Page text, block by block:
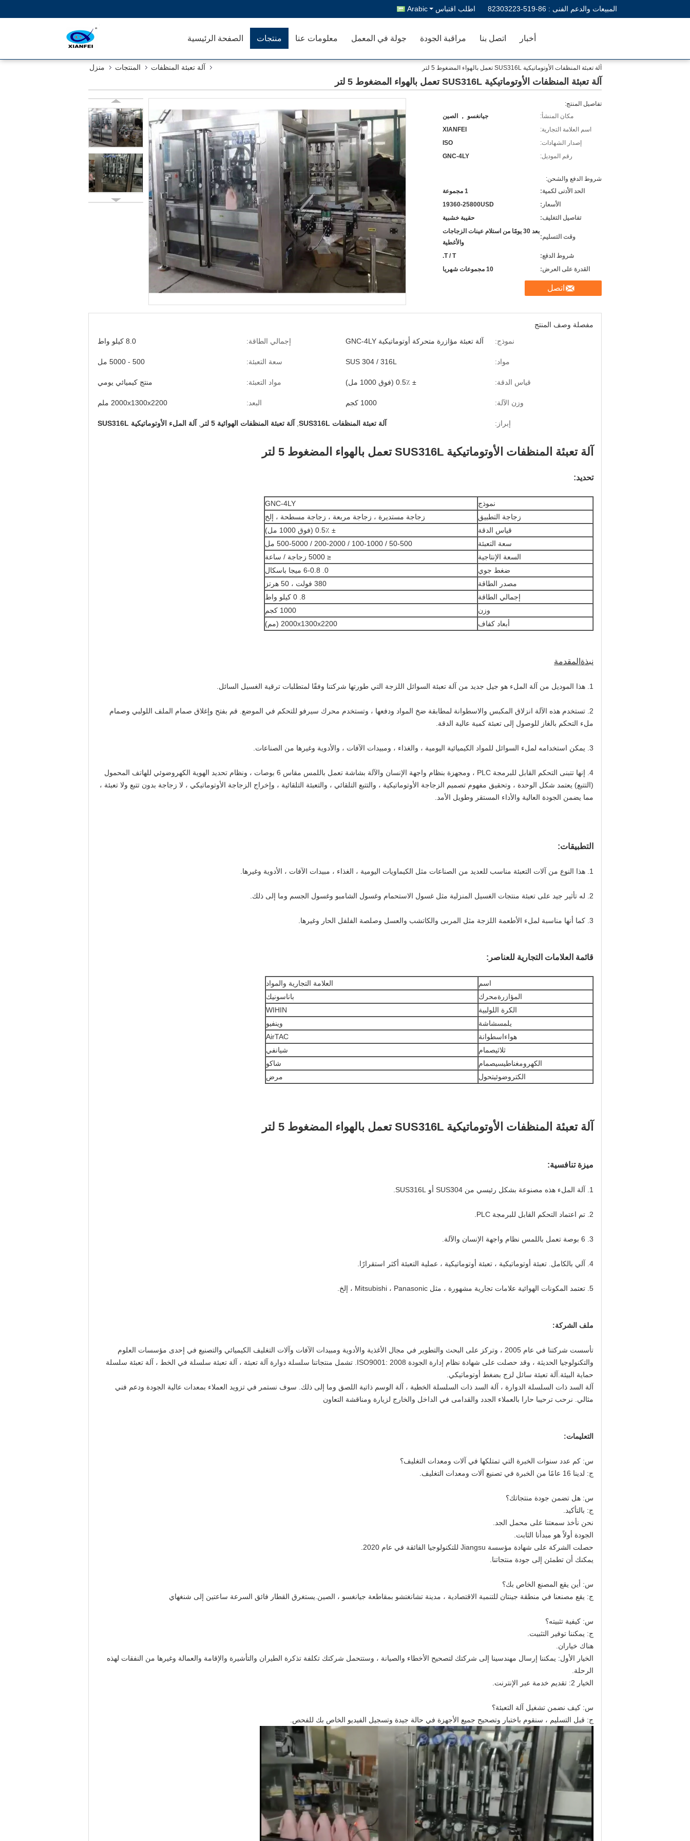
المبيعات والدعم الفنى : 86-519-82303223 اطلب اقتباس Arabic
الصفحة الرئيسية منتجات معلومات عنا جولة في المعمل مراقبة الجودة اتصل بنا أخبار
منزل المنتجات آلة تعبئة المنظفات آلة تعبئة المنظفات الأوتوماتيكية SUS316L تعمل بالهواء المضغوط 5 لتر
آلة تعبئة المنظفات الأوتوماتيكية SUS316L تعمل بالهواء المضغوط 5 لتر
تفاصيل المنتج:
مكان المنشأ:
جيانغسو ， الصين
اسم العلامة التجارية:
XIANFEI
إصدار الشهادات:
ISO
رقم الموديل:
GNC-4LY
شروط الدفع والشحن:
الحد الأدنى لكمية:
1 مجموعة
الأسعار:
19360-25800USD
تفاصيل التغليف:
حقيبة خشبية
وقت التسليم:
بعد 30 يومًا من استلام عينات الزجاجات
والأغطية
شروط الدفع:
T / T.
القدرة على العرض:
10 مجموعات شهريا
اتصل
مفصلة وصف المنتج
نموذج:
آلة تعبئة مؤازرة متحركة أوتوماتيكية GNC-4LY إجمالي الطاقة: 8.0 كيلو واط
مواد: SUS 304 / 316L سعة التعبئة: 500 - 5000 مل
قياس الدقة: ± 0.5٪ (فوق 1000 مل) مواد التعبئة: منتج كيميائي يومي
وزن الآلة: 1000 كجم البعد: 2000x1300x2200 ملم
إبراز: آلة تعبئة المنظفات SUS316L آلة تعبئة المنظفات الهوائية 5 لتر آلة الملء الأوتوماتيكية SUS316L
آلة تعبئة المنظفات الأوتوماتيكية SUS316L تعمل بالهواء المضغوط 5 لتر
تحديد:
نموذج
GNC-4LY
زجاجة التطبيق
زجاجة مستديرة ، زجاجة مربعة ، زجاجة مسطحة ، إلخ
قياس الدقة
± 0.5٪ (فوق 1000 مل)
سعة التعبئة
50-500 / 100-1000 / 200-2000 / 500-5000 مل
السعة الإنتاجية
≤ 5000 زجاجة / ساعة
ضغط جوي
0. 6-0.8 ميجا باسكال
مصدر الطاقة
380 فولت ، 50 هرتز
إجمالي الطاقة
8. 0 كيلو واط
وزن
1000 كجم
أبعاد كفاف
2000x1300x2200 (مم)
نبذة المقدمة
1. هذا الموديل من آلة الملء هو جيل جديد من آلة تعبئة السوائل اللزجة التي طورتها شركتنا وفقًا لمتطلبات ترقية الغسيل السائل.
2. تستخدم هذه الآلة انزلاق المكبس والاسطوانة لمطابقة ضخ المواد ودفعها ، وتستخدم محرك سيرفو للتحكم في الموضع. قم بفتح وإغلاق صمام الملف اللولبي وصمام
ملء التحكم بالغاز للوصول إلى تعبئة كمية عالية الدقة.
3. يمكن استخدامه لملء السوائل للمواد الكيميائية اليومية ، والغذاء ، ومبيدات الآفات ، والأدوية وغيرها من الصناعات.
4. إنها تتبنى التحكم القابل للبرمجة PLC ، ومجهزة بنظام واجهة الإنسان والآلة بشاشة تعمل باللمس مقاس 6 بوصات ، ونظام تحديد الهوية الكهروضوئي للهاتف المحمول
(التتبع) يعتمد شكل الوحدة ، وتحقيق مفهوم تصميم الزجاجة الأوتوماتيكية ، والتتبع التلقائي ، والتعبئة التلقائية ، وإخراج الزجاجة الأوتوماتيكي ، لا زجاجة بدون تتبع ولا تعبئة ،
مما يضمن الجودة العالية والأداء المستقر وطويل الأمد.
التطبيقات:
1. هذا النوع من آلات التعبئة مناسب للعديد من الصناعات مثل الكيماويات اليومية ، الغذاء ، مبيدات الآفات ، الأدوية وغيرها.
2. له تأثير جيد على تعبئة منتجات الغسيل المنزلية مثل غسول الاستحمام وغسول الشامبو وغسول الجسم وما إلى ذلك.
3. كما أنها مناسبة لملء الأطعمة اللزجة مثل المربى والكاتشب والعسل وصلصة الفلفل الحار وغيرها.
قائمة العلامات التجارية للعناصر:
اسم
العلامة التجارية والمواد
المؤازرةمحرك
باناسونيك
الكرة اللولبية
WIHIN
يلمسشاشة
وينفيو
هواءاسطوانة
AirTAC
ثلاثيصمام
شيانفي
الكهرومغناطيسيصمام
شاكو
الكتروضوئيتحول مرض
آلة تعبئة المنظفات الأوتوماتيكية SUS316L تعمل بالهواء المضغوط 5 لتر
ميزة تنافسية:
1. آلة الملء هذه مصنوعة بشكل رئيسي من SUS304 أو SUS316L.
2. تم اعتماد التحكم القابل للبرمجة PLC.
3. 6 بوصة تعمل باللمس نظام واجهة الإنسان والآلة.
4. آلي بالكامل. تعبئة أوتوماتيكية ، تعبئة أوتوماتيكية ، عملية التعبئة أكثر استقرارًا.
5. تعتمد المكونات الهوائية علامات تجارية مشهورة ، مثل Mitsubishi ، Panasonic ، إلخ.
ملف الشركة:
تأسست شركتنا في عام 2005 ، وتركز على البحث والتطوير في مجال الأغذية والأدوية ومبيدات الآفات وآلات التغليف الكيميائي والتصنيع في إحدى مؤسسات العلوم
والتكنولوجيا الحديثة ، وقد حصلت على شهادة نظام إدارة الجودة ISO9001: 2008. تشمل منتجاتنا سلسلة دوارة آلة تعبئة ، آلة تعبئة سلسلة في الخط ، آلة تعبئة سلسلة
حماية البيئة.آلة تعبئة سائل لزج بضغط أوتوماتيكي.
آلة السد ذات السلسلة الدوارة ، آلة السد ذات السلسلة الخطية ، آلة الوسم ذاتية اللصق وما إلى ذلك. سوف نستمر في تزويد العملاء بمعدات عالية الجودة ودعم فني
مثالي. نرحب ترحيبا حارا بالعملاء الجدد والقدامى في الداخل والخارج لزيارة ومناقشة التعاون
التعليمات:
س: كم عدد سنوات الخبرة التي تمتلكها في آلات ومعدات التغليف؟
ج: لدينا 16 عامًا من الخبرة في تصنيع آلات ومعدات التغليف.
س: هل تضمن جودة منتجاتك؟
ج: بالتأكيد.
نحن نأخذ سمعتنا على محمل الجد.
الجودة أولاً هو مبدأنا الثابت.
حصلت الشركة على شهادة مؤسسة Jiangsu للتكنولوجيا الفائقة في عام 2020.
يمكنك أن تطمئن إلى جودة منتجاتنا.
س: أين يقع المصنع الخاص بك؟
ج: يقع مصنعنا في منطقة جينتان للتنمية الاقتصادية ، مدينة تشانغتشو بمقاطعة جيانغسو ، الصين.يستغرق القطار فائق السرعة ساعتين إلى شنغهاي
س: كيفية تثبيته؟
ج: يمكننا توفير التثبيت.
هناك خياران.
الخيار الأول: يمكننا إرسال مهندسينا إلى شركتك لتصحيح الأخطاء والصيانة ، وستتحمل شركتك تكلفة تذكرة الطيران والتأشيرة والإقامة والعمالة وغيرها من النفقات لهذه
الرحلة.
الخيار 2: تقديم خدمة عبر الإنترنت.
س: كيف نضمن تشغيل آلة التعبئة؟
ج: قبل التسليم ، سنقوم باختبار وتصحيح جميع الأجهزة في حالة جيدة وتسجيل الفيديو الخاص بك للفحص.